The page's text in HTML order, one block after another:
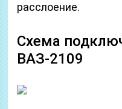
расслоение.
Схема
ВАЗ-2109